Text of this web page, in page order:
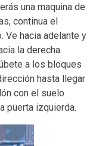
una maquina de
continua el
Ve hacia adelante y
la derecha.
a los bloques
hasta llegar
con el suelo
puerta izquierda.